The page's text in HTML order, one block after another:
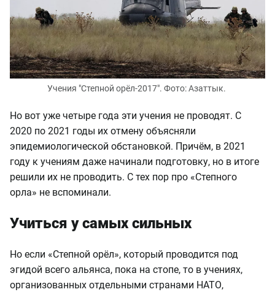
Учения "Степной орёл-2017". Фото: Азаттык.
Но вот уже четыре года эти учения не проводят. С
2020 по 2021 годы их отмену объясняли
эпидемиологической обстановкой. Причём, в 2021
году к учениям даже начинали подготовку, но в итоге
решили их не проводить. С тех пор про «Степного
орла» не вспоминали.
Учиться у самых сильных
Но если «Степной орёл», который проводится под
эгидой всего альянса, пока на стопе, то в учениях,
организованных отдельными странами НАТО,